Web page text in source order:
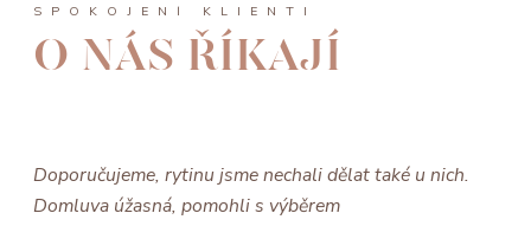
SPOKOJENÍ KLIENTI
O NÁS ŘÍKAJÍ
Doporučujeme, rytinu jsme nechali dělat také u nich.
Domluva úžasná, pomohli s výběrem